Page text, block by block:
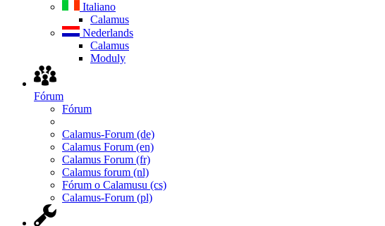
Italiano
Calamus
Nederlands
Calamus
Moduly
Fórum
Fórum
Calamus-Forum (de)
Calamus Forum (en)
Calamus Forum (fr)
Calamus forum (nl)
Fórum o Calamusu (cs)
Calamus-Forum (pl)